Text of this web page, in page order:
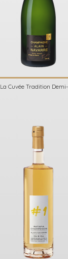
La Cuvée Tradition Demi-